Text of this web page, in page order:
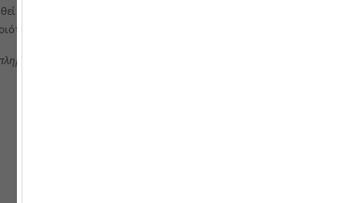
όλη η αποκατάσταση. Στο μεταξύ η Επιτροπή του Τέξας για την
αξιολογεί τυχόν επιπτώσεις στην ανθρώπινη υγεία.
από Bloomberg